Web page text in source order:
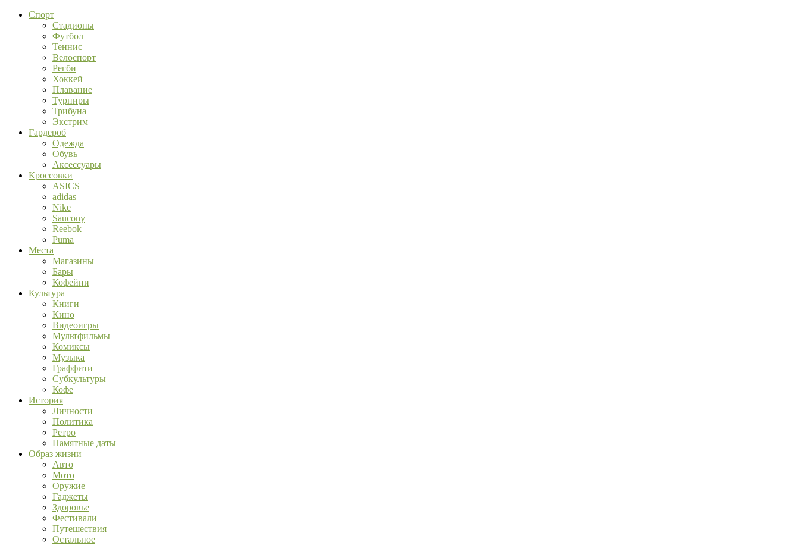
Спорт
Стадионы
Футбол
Теннис
Велоспорт
Регби
Хоккей
Плавание
Турниры
Трибуна
Экстрим
Гардероб
Одежда
Обувь
Аксессуары
Кроссовки
ASICS
adidas
Nike
Saucony
Reebok
Puma
Места
Магазины
Бары
Кофейни
Культура
Книги
Кино
Видеоигры
Мультфильмы
Комиксы
Музыка
Граффити
Субкультуры
Кофе
История
Личности
Политика
Ретро
Памятные даты
Образ жизни
Авто
Мото
Оружие
Гаджеты
Здоровье
Фестивали
Путешествия
Остальное